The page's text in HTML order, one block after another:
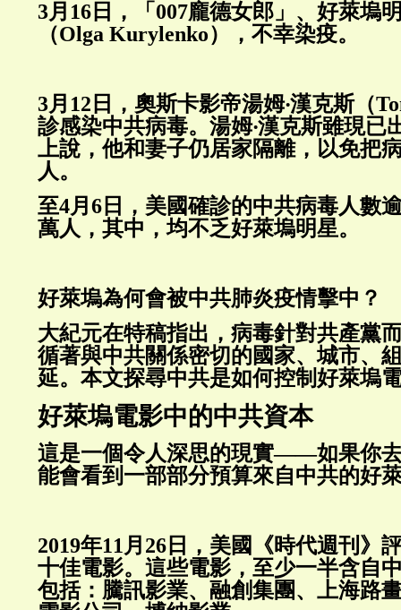
3月16日，「007龐德女郎」、好萊塢
（Olga Kurylenko），不幸染疫。
3月12日，奧斯卡影帝湯姆‧漢克斯（
診感染中共病毒。湯姆‧漢克斯雖現已
上說，他和妻子仍居家隔離，以免把
人。
至4月6日，美國確診的中共病毒人數
萬人，其中，均不乏好萊塢明星。
好萊塢為何會被中共肺炎疫情擊中？
大紀元在特稿指出，病毒針對共產黨
循著與中共關係密切的國家、城市、
延。本文探尋中共是如何控制好萊塢
好萊塢電影中的中共資本
這是一個令人深思的現實——如果你
能會看到一部部分預算來自中共的好
2019年11月26日，美國《時代週刊》
十佳電影。這些電影，至少一半含自
包括：騰訊影業、融創集團、上海路